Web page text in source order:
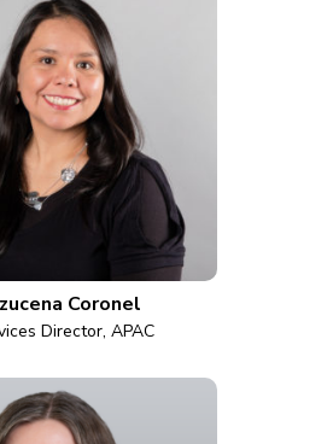
Coronel
Director, APAC